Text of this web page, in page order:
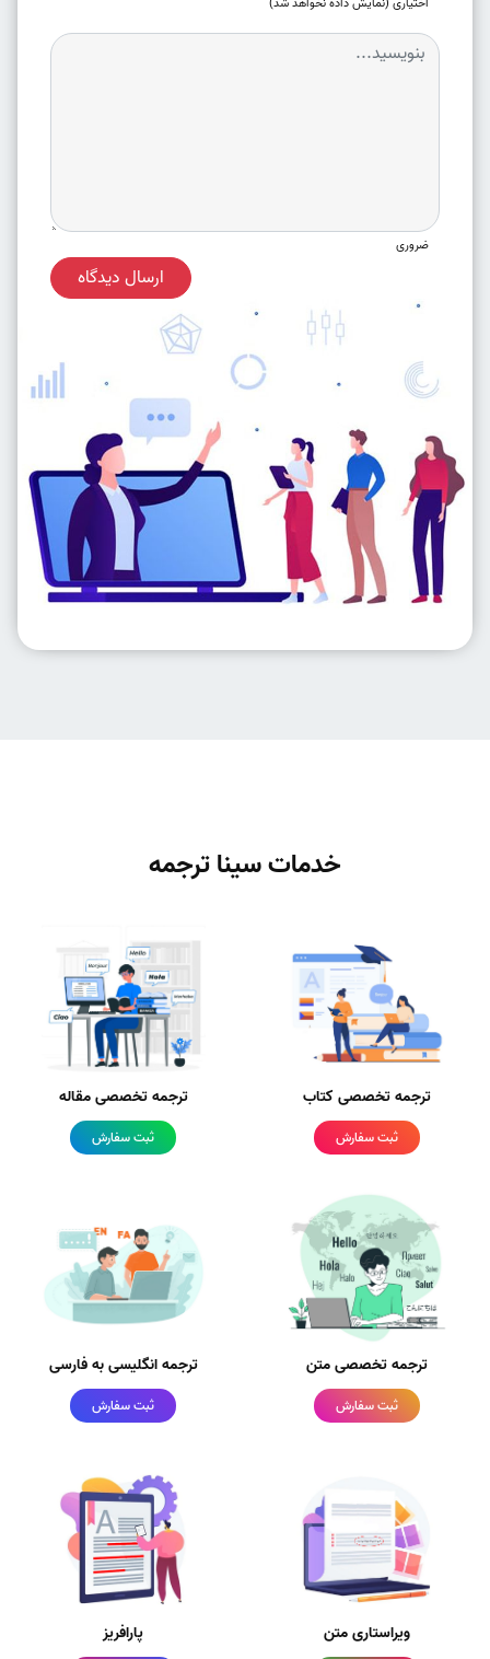
ضروری
ارسال دیدگاه
خدمات سینا ترجمه
ترجمه تخصصی کتاب
ثبت سفارش
ترجمه تخصصی مقاله
ثبت سفارش
ترجمه تخصصی متن
ثبت سفارش
ترجمه انگلیسی به فارسی
ثبت سفارش
ویراستاری متن پارافریز